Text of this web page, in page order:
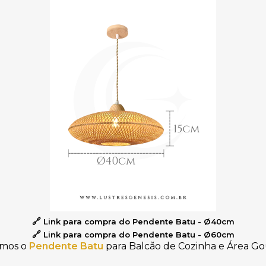
🔗 Link para compra do Pendente Batu - Ø40cm
🔗 Link para compra do Pendente Batu - Ø60cm
o Pendente Batu para Balcão de Cozinha e Área